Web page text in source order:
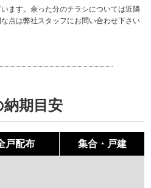
ます。余った分のチラシについては近隣
点は弊社スタッフにお問い合わせ下さい
期目安
戸配布 集合・戸建